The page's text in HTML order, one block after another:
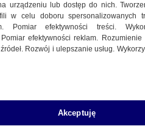
konkursu EY
Roku
"Polska za kilka lat
przekona się
urządzeniu lub dostęp do nich.
w celu doboru spersonalizowanych
Pomiar efektywności treści.
efektywności reklam.
Rozwój i ulepszanie usług.
Akceptuję